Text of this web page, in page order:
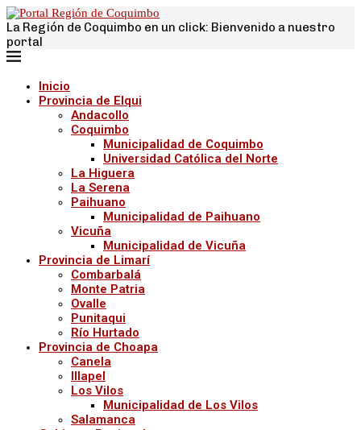
La Región de Coquimbo en un click: Bienvenido a nuestro
portal
Inicio
Provincia de Elqui
Andacollo
Coquimbo
Municipalidad de Coquimbo
Universidad Católica del Norte
La Higuera
La Serena
Paihuano
Municipalidad de Paihuano
Vicuña
Municipalidad de Vicuña
Provincia de Limarí
Combarbalá
Monte Patria
Ovalle
Punitaqui
Río Hurtado
Provincia de Choapa
Canela
Illapel
Los Vilos
Municipalidad de Los Vilos
Salamanca